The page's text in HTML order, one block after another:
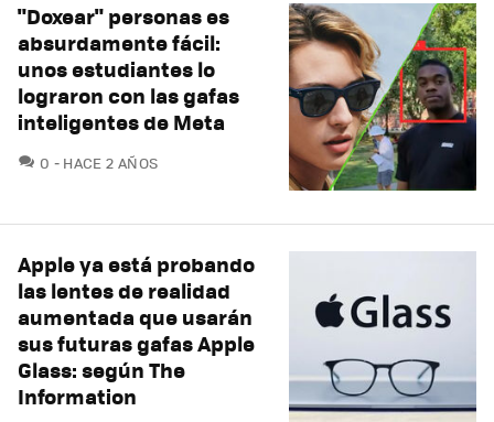
"Doxear" personas es
absurdamente fácil:
unos estudiantes lo
lograron con las gafas
inteligentes de Meta
0 COMENTARIOS
HACE 2 AÑOS
Apple ya está probando
las lentes de realidad
aumentada que usarán
sus futuras gafas Apple
Glass: según The
Information